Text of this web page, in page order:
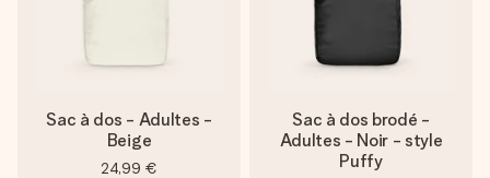
Sac à dos - Adultes -
Beige
24,99 €
Sac à dos brodé -
Adultes - Noir - style
Puffy